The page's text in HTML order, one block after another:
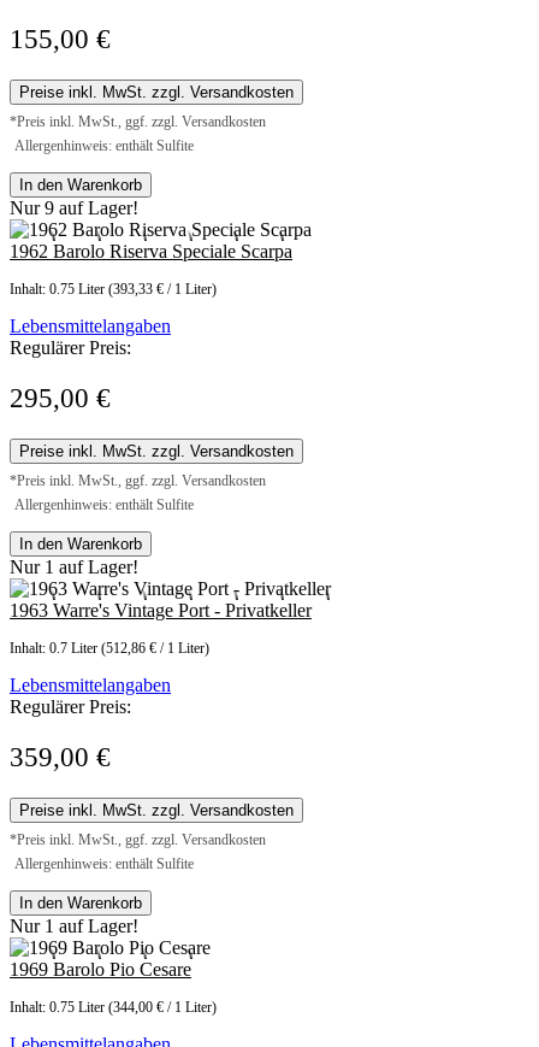
155,00 €
Preise inkl. MwSt. zzgl. Versandkosten
*Preis inkl. MwSt., ggf. zzgl. Versandkosten
Allergenhinweis: enthält Sulfite
In den Warenkorb
Nur 9 auf Lager!
1962 Barolo Riserva Speciale Scarpa
Inhalt: 0.75 Liter (393,33 € / 1 Liter)
Lebensmittelangaben
Regulärer Preis:
295,00 €
Preise inkl. MwSt. zzgl. Versandkosten
*Preis inkl. MwSt., ggf. zzgl. Versandkosten
Allergenhinweis: enthält Sulfite
In den Warenkorb
Nur 1 auf Lager!
1963 Warre's Vintage Port - Privatkeller
Inhalt: 0.7 Liter (512,86 € / 1 Liter)
Lebensmittelangaben
Regulärer Preis:
359,00 €
Preise inkl. MwSt. zzgl. Versandkosten
*Preis inkl. MwSt., ggf. zzgl. Versandkosten
Allergenhinweis: enthält Sulfite
In den Warenkorb
Nur 1 auf Lager!
1969 Barolo Pio Cesare
Inhalt: 0.75 Liter (344,00 € / 1 Liter)